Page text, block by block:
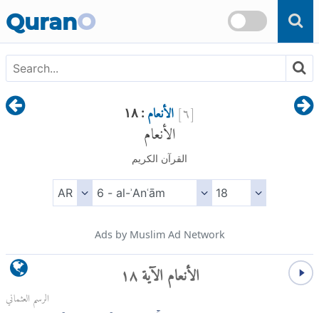
Skip to main content
QuranO
[٦]الأنعام : ١٨الأنعام
القرآن الكريم
Ads by Muslim Ad Network
الأنعام الآية ١٨
الرسم العثماني